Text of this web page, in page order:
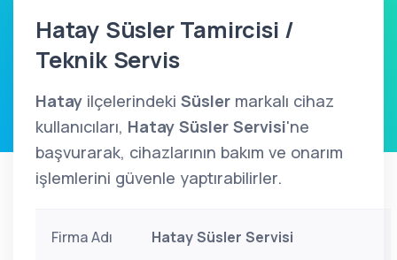
Hatay Süsler Tamircisi /
Teknik Servis
Hatay ilçelerindeki Süsler markalı cihaz
kullanıcıları, Hatay Süsler Servisi'ne
başvurarak, cihazlarının bakım ve onarım
işlemlerini güvenle yaptırabilirler.
Firma Adı Hatay Süsler Servisi